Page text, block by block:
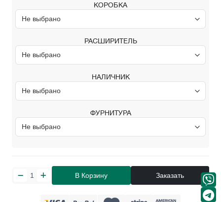
КОРОБКА
РАСШИРИТЕЛЬ
НАЛИЧНИК
ФУРНИТУРА
В Корзину Заказать